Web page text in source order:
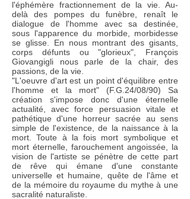
l'éphémère fractionnement de la vie. Au-
delà des pompes du funèbre, renaît le
dialogue de l'homme avec sa destinée,
sous l'apparence du morbide, morbidesse
se glisse. En nous montrant des gisants,
corps défunts ou "glorieux", François
Giovangigli nous parle de la chair, des
passions, de la vie.
"L'oeuvre d'art est un point d'équilibre entre
l'homme et la mort" (F.G.24/08/90) Sa
création s'impose donc d'une éternelle
actualité, avec force persuasion vitale et
pathétique d'une horreur sacrée au sens
simple de l'existence, de la naissance à la
mort. Toute à la fois mort symbolique et
mort éternelle, farouchement angoissée, la
vision de l'artiste se pénètre de cette part
de rêve qui émane d'une constante
universelle et humaine, quête de l'âme et
de la mémoire du royaume du mythe à une
sacralité naturaliste.